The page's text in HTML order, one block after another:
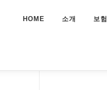
HOME 소개 보